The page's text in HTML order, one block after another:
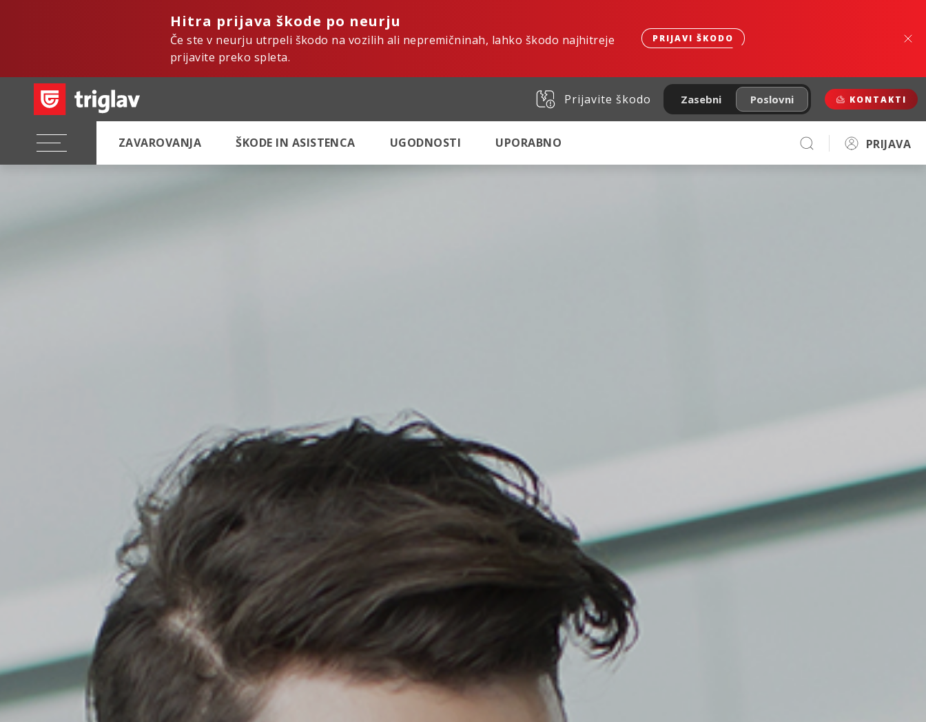
Hitra prijava škode po neurju
Če ste v neurju utrpeli škodo na vozilih ali nepremičninah, lahko škodo najhitreje
prijavite preko spleta.
PRIJAVI ŠKODO
Prijavite škodo Zasebni Poslovni KONTAKTI
ZAVAROVANJA ŠKODE IN ASISTENCA UGODNOSTI UPORABNO PRIJAVA